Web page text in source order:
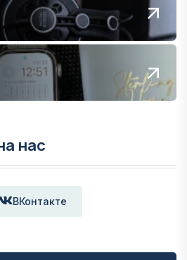
нас
ВКонтакте